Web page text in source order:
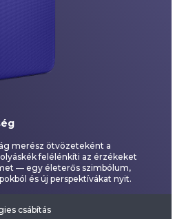
merész ötvözeteként a
felélénkíti az érzékeket
— egy életerős szimbólum,
és új perspektívákat nyit.
csábítás